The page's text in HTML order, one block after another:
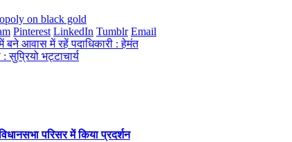
on black gold
Pinterest LinkedIn Tumblr Email
आवास में रहें पदाधिकारी : हेमंत
सुप्रियो भट्टाचार्य
परिसर में किया प्रदर्शन